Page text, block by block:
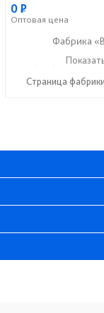
0Р
Оптовая цена
Фабрика
+7 (927) 38-059-88
Страница фабрики